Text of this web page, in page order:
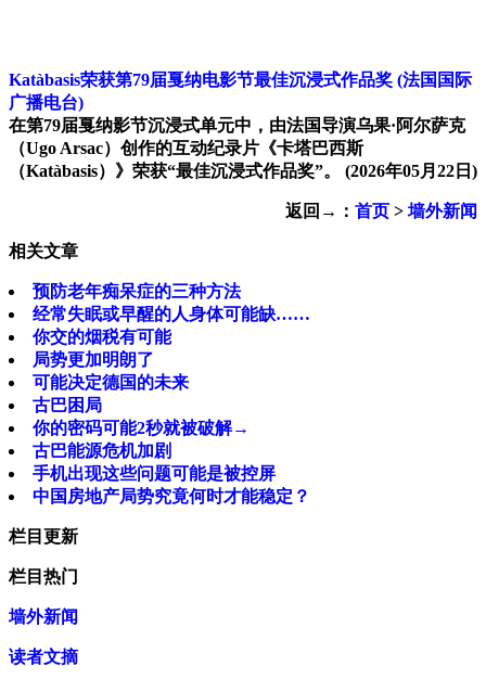
Katàbasis荣获第79届戛纳电影节最佳沉浸式作品奖 (法国国际
广播电台)
在第79届戛纳影节沉浸式单元中，由法国导演乌果·阿尔萨克
（Ugo Arsac）创作的互动纪录片《卡塔巴西斯
（Katàbasis）》荣获“最佳沉浸式作品奖”。 (2026年05月22日)
返回→： 首页 > 墙外新闻
相关文章
预防老年痴呆症的三种方法
经常失眠或早醒的人身体可能缺……
你交的烟税有可能
局势更加明朗了
可能决定德国的未来
古巴困局
你的密码可能2秒就被破解→
古巴能源危机加剧
手机出现这些问题可能是被控屏
中国房地产局势究竟何时才能稳定？
栏目更新
栏目热门
墙外新闻
读者文摘